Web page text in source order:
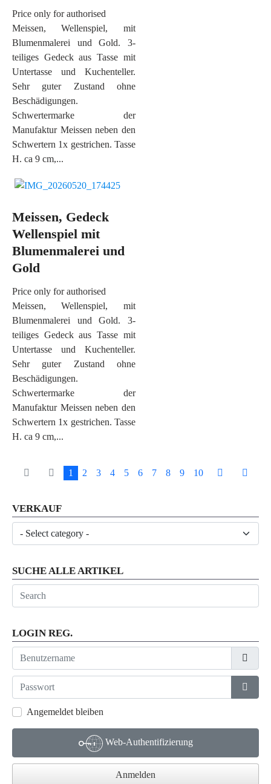
Price only for authorised
Meissen, Wellenspiel, mit
Blumenmalerei und Gold. 3-
teiliges Gedeck aus Tasse mit
Untertasse und Kuchenteller.
Sehr guter Zustand ohne
Beschädigungen.
Schwertermarke der
Manufaktur Meissen neben den
Schwertern 1x gestrichen. Tasse
H. ca 9 cm,...
Meissen, Gedeck
Wellenspiel mit
Blumenmalerei und
Gold
Price only for authorised
Meissen, Wellenspiel, mit
Blumenmalerei und Gold. 3-
teiliges Gedeck aus Tasse mit
Untertasse und Kuchenteller.
Sehr guter Zustand ohne
Beschädigungen.
Schwertermarke der
Manufaktur Meissen neben den
Schwertern 1x gestrichen. Tasse
H. ca 9 cm,...
1 2 3 4 5 6 7 8 9 10
VERKAUF
SUCHE ALLE ARTIKEL
LOGIN REG.
Benutzername
Passwort
Angemeldet bleiben
Web-Authentifizierung
Anmelden